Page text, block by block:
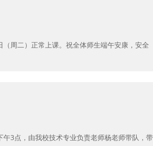
周二）正常上课。祝全体师生端午安康，安全
3点，由我校技术专业负责老师杨老师带队，带